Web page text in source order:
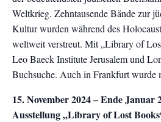
Weltkrieg. Zehntausende Bände zur
Kultur wurden während des
weltweit verstreut. Mit „Library of
Leo Baeck Institute Jerusalem und
Buchsuche. Auch in Frankfurt wurde
15. November 2024 – Ende Januar
Ausstellung „Library of Lost